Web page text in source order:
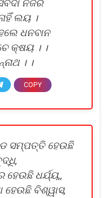
ନଜର
ଲୟ ।
ଧନବାନ
କ୍ଷୟ । ।
। ।
ସମ୍ପତ୍ତି ହେଉଛି
ହେଉଛି ଧର୍ଯ୍ୟ,,
ହେଉଛି ବିଶ୍ୱାସ,